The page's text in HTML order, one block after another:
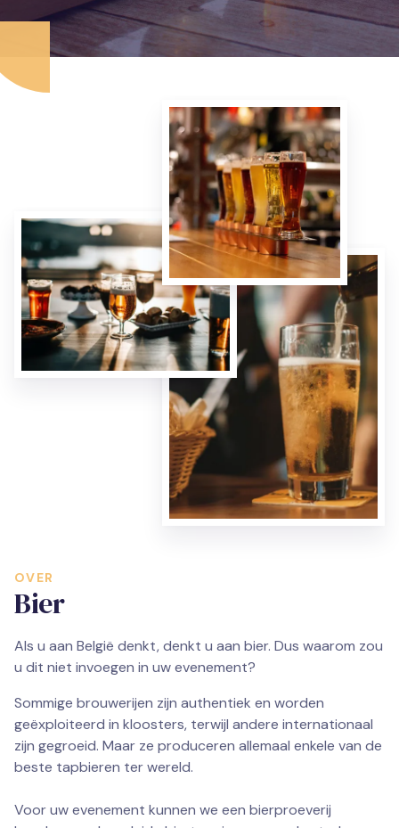
OVER
Bier
Als u aan België denkt, denkt u aan bier. Dus waarom zou
u dit niet invoegen in uw evenement?
Sommige brouwerijen zijn authentiek en worden
geëxploiteerd in kloosters, terwijl andere internationaal
zijn gegroeid. Maar ze produceren allemaal enkele van de
beste tapbieren ter wereld.
Voor uw evenement kunnen we een bierproeverij